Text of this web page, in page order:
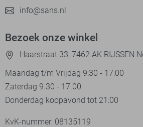
info@sans.nl
Bezoek onze winkel
Haarstraat 33, 7462 AK RIJSSEN
Maandag t/m Vrijdag 9:30 - 17:00
Zaterdag 9.30 - 17.00
Donderdag koopavond tot 21:00
KvK-nummer: 08135119